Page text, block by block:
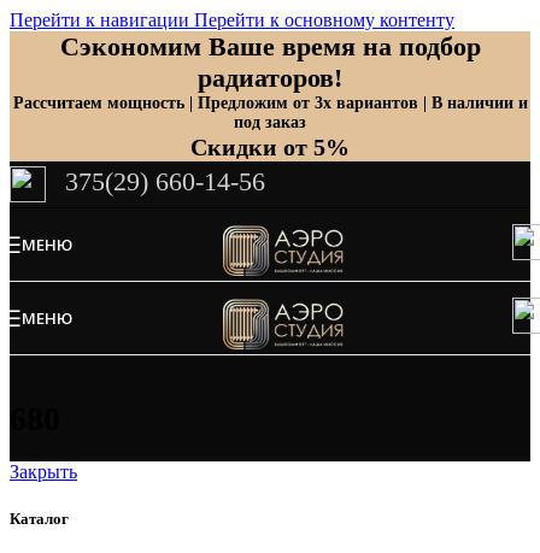
Перейти к навигации Перейти к основному контенту
Сэкономим Ваше время на подбор
радиаторов!
Рассчитаем мощность | Предложим от 3х вариантов | В наличии и
под заказ
Скидки от 5%
375(29) 660-14-56
МЕНЮ
МЕНЮ
Закрыть
Каталог